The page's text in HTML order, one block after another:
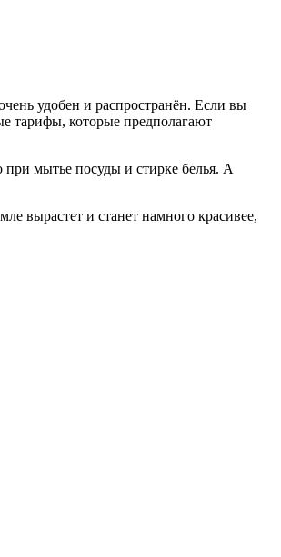
удобен и распространён. Если вы
тарифы, которые предполагают
при мытье посуды и стирке белья. А
вырастет и станет намного красивее,